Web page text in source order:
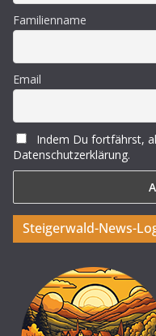
Familienname
Email
Indem Du fortfährst,
Datenschutzerklärung.
Steigerwald-News-